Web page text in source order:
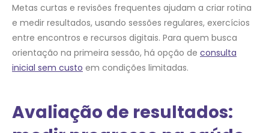
Metas curtas e revisões frequentes ajudam a criar rotina
e medir resultados, usando sessões regulares, exercícios
entre encontros e recursos digitais. Para quem busca
orientação na primeira sessão, há opção de consulta
inicial sem custo em condições limitadas.
Avaliação de resultados: